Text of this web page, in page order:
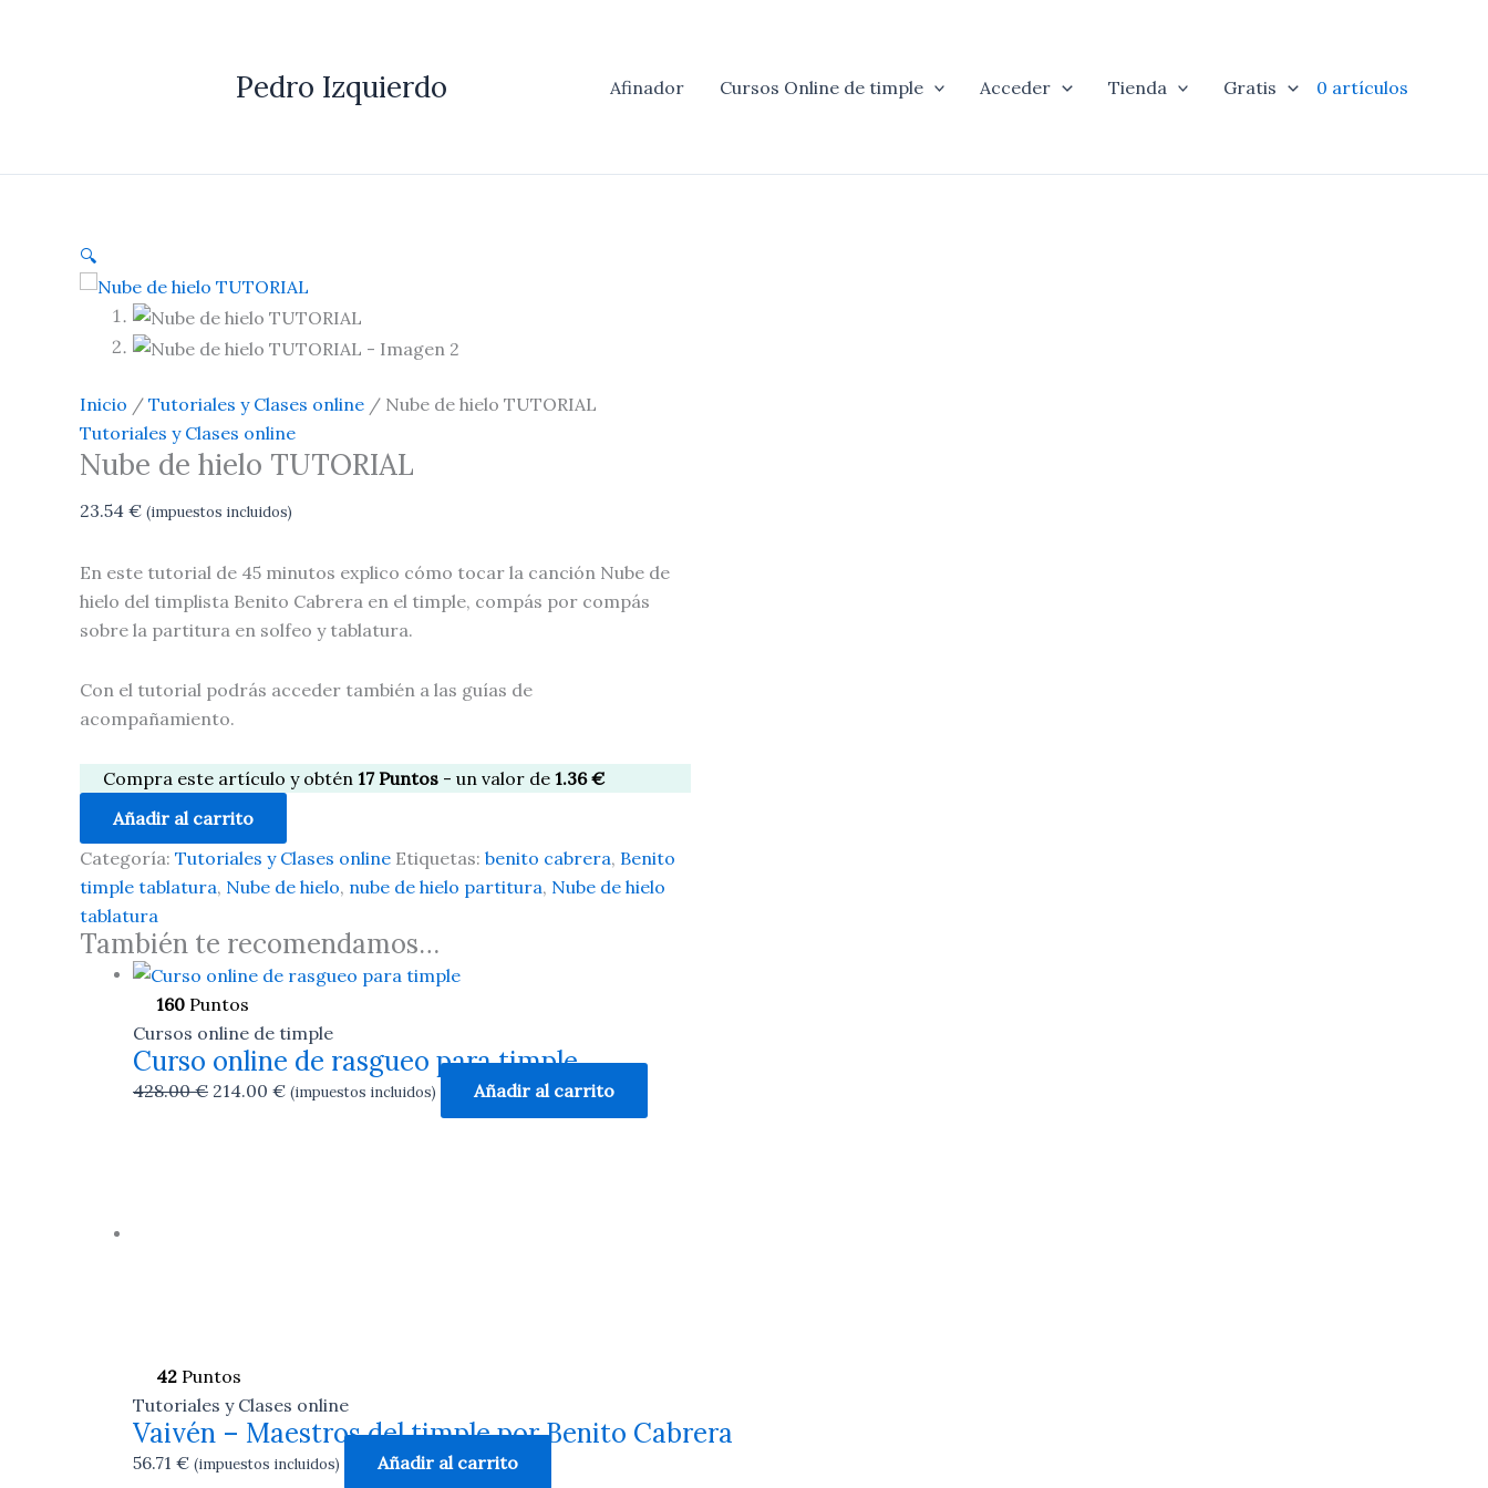
Pedro Izquierdo Afinador Cursos Online de timple Acceder Tienda Gratis 0 artículos
🔍
Inicio / Tutoriales y Clases online / Nube de hielo TUTORIAL
Tutoriales y Clases online
Nube de hielo TUTORIAL
23.54 € (impuestos incluidos)
En este tutorial de 45 minutos explico cómo tocar la canción Nube de
hielo del timplista Benito Cabrera en el timple, compás por compás
sobre la partitura en solfeo y tablatura.
Con el tutorial podrás acceder también a las guías de
acompañamiento.
Compra este artículo y obtén 17Puntos - un valor de 1.36€
Añadir al carrito
Categoría: Tutoriales y Clases online Etiquetas: benito cabrera, Benito
timple tablatura, Nube de hielo, nube de hielo partitura, Nube de hielo
tablatura
También te recomendamos…
160 Puntos
Cursos online de timple
Curso online de rasgueo para timple
428.00€
original
era:
214.00 €
actual
es:
(impuestos incluidos) Añadir al carrito
42 Puntos
Tutoriales y Clases online
Vaivén – Maestros del timple por Benito Cabrera
56.71 € (impuestos incluidos) Añadir al carrito
originalactual
es:
original actual
es: